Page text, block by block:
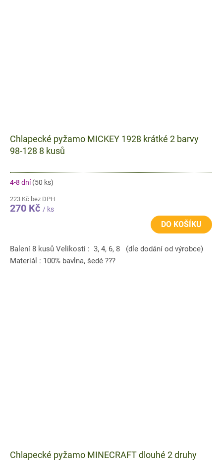
Chlapecké pyžamo MICKEY 1928 krátké 2 barvy
98-128 8 kusů
4-8 dní(50 ks)
223 Kč bez DPH
270 Kč / ks
DO KOŠÍKU
Balení 8 kusů Velikosti : 3, 4, 6, 8 (dle dodání od výrobce)
Materiál : 100% bavlna, šedé ???
Chlapecké pyžamo MINECRAFT dlouhé 2 druhy